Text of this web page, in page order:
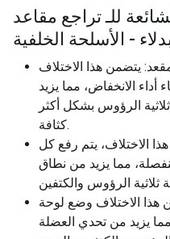
للـ تراجع مقاعد
- الأسلحة الخلفية
يتضمن هذا الاختلاف
أداء الانخفاض، مما يزيد
الرؤوس بشكل أكثر
كثافة.
الاختلاف، يتم رفع كل
​​مما يزيد من نطاق
هذا الاختلاف وضع لوحة
يزيد من تحدي العضلة